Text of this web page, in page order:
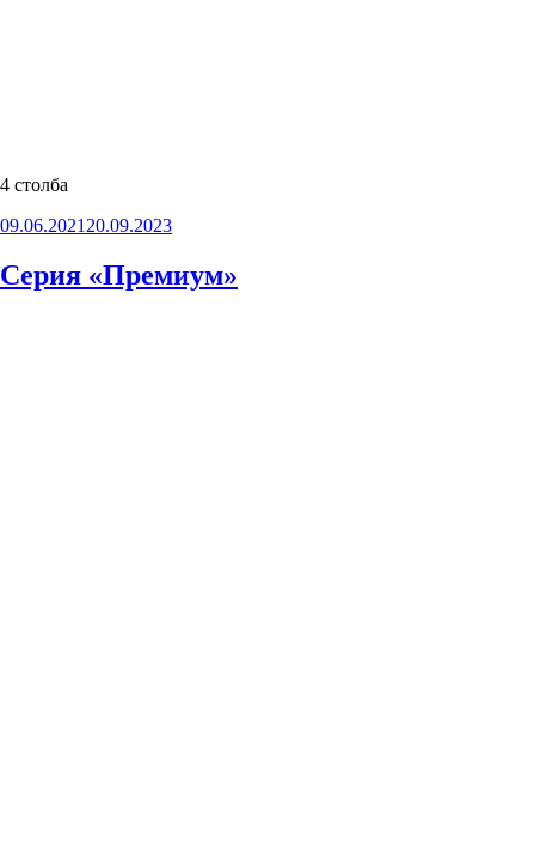
4 столба
Опубликовано
09.06.2021 20.09.2023
Серия «Премиум»